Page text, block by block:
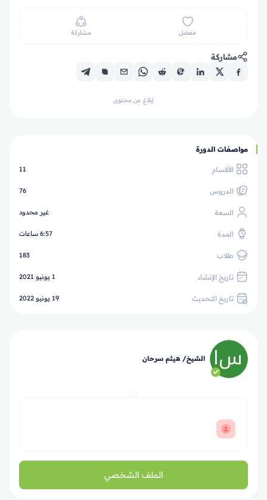
مفضل مشاركة
مشاركة
إبلاغ عن محتوى
مواصفات الدورة
الأقسام 11
الدروس 76
السعة غير محدود
المدة 6:57 ساعات
طلاب 183
تاريخ الإنشاء 1 يونيو 2021
تاريخ التحديث 19 يونيو 2022
الشيخ/ هيثم سرحان
الملف الشخصي